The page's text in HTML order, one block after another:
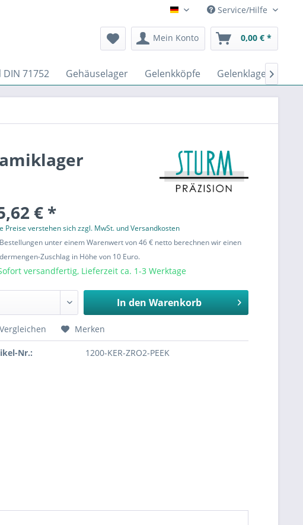
Deutsch Service/Hilfe
Mein Konto 0,00 € *
71752 Gehäuselager Gelenkköpfe Gelenklager DIN

€ *
Preise verstehen sich zzgl. MwSt. und Versandkosten
unter einem Warenwert von 46 € netto berechnen wir einen
Zuschlag in Höhe von 10 Euro.
versandfertig, Lieferzeit ca. 1-3 Werktage
In den Warenkorb
Vergleichen Merken
Nr.: 1200-KER-ZRO2-PEEK